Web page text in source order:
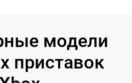
модели
приставок